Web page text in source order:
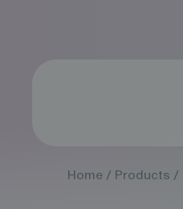
Home / Products /